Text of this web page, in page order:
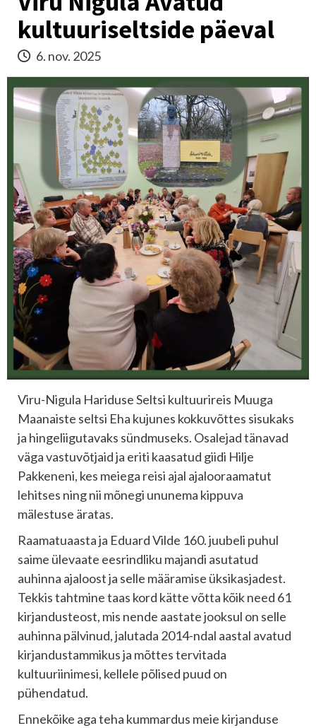
kultuuriseltside päeval
6. nov. 2025
Viru-Nigula Hariduse Seltsi kultuurireis Muuga
Maanaiste seltsi Eha kujunes kokkuvõttes sisukaks
ja hingeliigutavaks sündmuseks. Osalejad tänavad
väga vastuvõtjaid ja eriti kaasatud giidi Hilje
Pakkeneni, kes meiega reisi ajal ajalooraamatut
lehitses ning nii mõnegi ununema kippuva
mälestuse äratas.
Raamatuaasta ja Eduard Vilde 160. juubeli puhul
saime ülevaate eesrindliku majandi asutatud
auhinna ajaloost ja selle määramise üksikasjadest.
Tekkis tahtmine taas kord kätte võtta kõik need 61
kirjandusteost, mis nende aastate jooksul on selle
auhinna pälvinud, jalutada 2014-ndal aastal avatud
kirjandustammikus ja mõttes tervitada
kultuuriinimesi, kellele põlised puud on
pühendatud.
Ennekõike aga teha kummardus meie kirjanduse